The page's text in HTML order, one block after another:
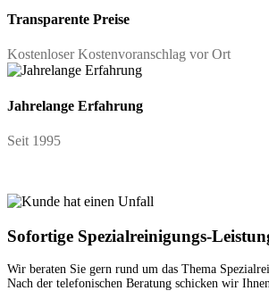
Transparente Preise
Kostenloser Kostenvoranschlag vor Ort
Jahrelange Erfahrung
Seit 1995
Sofortige Spezialreinigungs-
Wir beraten Sie gern rund um das Thema
Nach der telefonischen Beratung schicken wir